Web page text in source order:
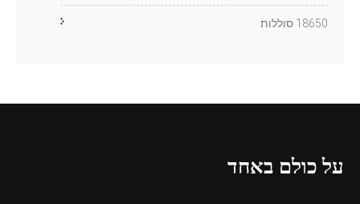
18650 סוללות
על כולם באחד